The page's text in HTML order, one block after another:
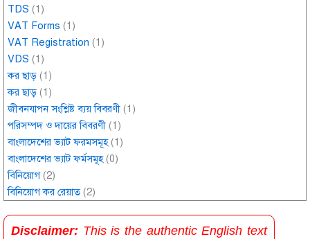
TDS (1)
VAT Forms (1)
VAT Registration (1)
VDS (1)
কর ছাড় (1)
কর ছাড় (1)
জীবনযাপন সংশ্লিষ্ট ব্যয় বিবরণী (1)
পরিসম্পদ ও দায়ের বিবরণী (1)
বাংলাদেশের ভ্যাট ফরমসমূহ(1)
বাংলাদেশের ভ্যাট ফর্মসমূহ(0)
বিনিয়োগ(2)
বিনিয়োগ কর রেয়াত(2)
Disclaimer: This is the authentic English text